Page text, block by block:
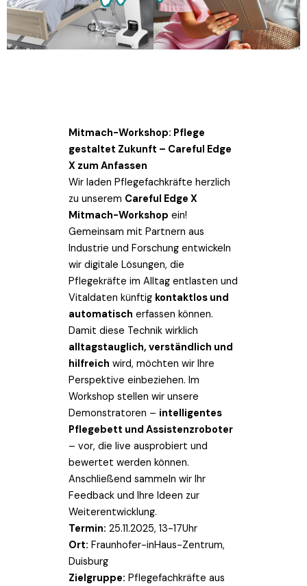
Mitmach-Workshop: Pflege
gestaltet Zukunft – Careful Edge
X zum Anfassen
Wir laden Pflegefachkräfte herzlich
zu unserem Careful Edge X
Mitmach-Workshop ein!
Gemeinsam mit Partnern aus
Industrie und Forschung entwickeln
wir digitale Lösungen, die
Pflegekräfte im Alltag entlasten und
Vitaldaten künftig kontaktlos und
automatisch erfassen können.
Damit diese Technik wirklich
alltagstauglich, verständlich und
hilfreich wird, möchten wir Ihre
Perspektive einbeziehen. Im
Workshop stellen wir unsere
Demonstratoren – intelligentes
Pflegebett und Assistenzroboter
– vor, die live ausprobiert und
bewertet werden können.
Anschließend sammeln wir Ihr
Feedback und Ihre Ideen zur
Weiterentwicklung.
Termin: 25.11.2025, 13-17Uhr
Ort: Fraunhofer-inHaus-Zentrum,
Duisburg
Zielgruppe: Pflegefachkräfte aus